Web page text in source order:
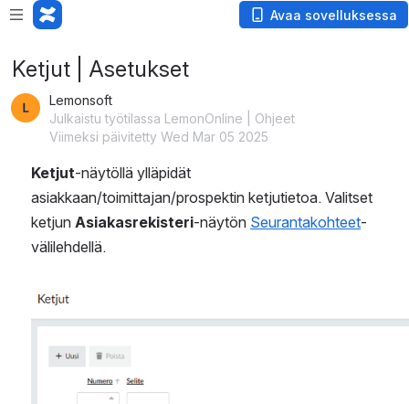
Avaa sovelluksessa
Ketjut | Asetukset
Lemonsoft
Julkaistu työtilassa LemonOnline | Ohjeet
Viimeksi päivitetty Wed Mar 05 2025
Ketjut-näytöllä ylläpidät
asiakkaan/toimittajan/prospektin ketjutietoa. Valitset
ketjun Asiakasrekisteri-näytön Seurantakohteet-
välilehdellä.
Avaa